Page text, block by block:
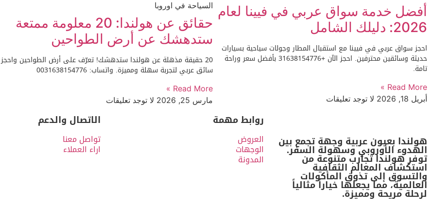
أفضل خدمة سواق عربي في فيينا لعام
2026: دليلك الشامل
احجز سواق عربي في فيينا مع استقبال المطار وجولات سياحية بسيارات
حديثة وسائقين محترفين. احجز الآن +31638154776 بأفضل سعر وراحة
تامة.
Read More »
أبريل 18, 2026
لا توجد تعليقات
السياحة في اوروبا
حقائق عن هولندا: 20 معلومة ممتعة
ستدهشك عن أرض الطواحين
20 حقيقة مذهلة عن هولندا ستدهشك! تعرّف على أرض الطواحين واحجز
سائق عربي لتجربة سهلة ومميزة. واتساب: 0031638154776
Read More »
مارس 25, 2026
لا توجد تعليقات
هولندا بعيون عربية وجهة تجمع بين
الهدوء الأوروبي وسهولة السفر.
توفر هولندا تجارب متنوعة من
استكشاف المعالم الثقافية
والتسوق إلى تذوق المأكولات
العالمية، مما يجعلها خياراً مثالياً
لرحلة مريحة ومميزة.
روابط مهمة
العروض
الوجهات
المدونة
الاتصال والدعم
تواصل معنا
اراء العملاء